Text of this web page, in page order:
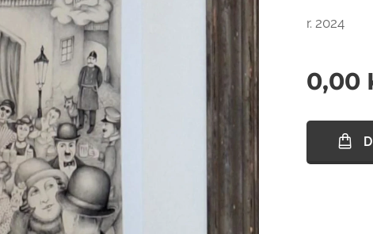
r. 2024
0,00